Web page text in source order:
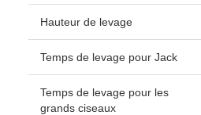
Hauteur de levage
Temps de levage pour Jack
Temps de levage pour les
grands ciseaux